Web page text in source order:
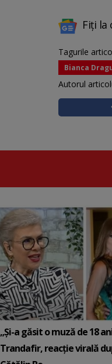
Fiți
Tagurile
Bianca
Autorul
„Și-a găsit o muză de 18
Trandafir, reacție virală